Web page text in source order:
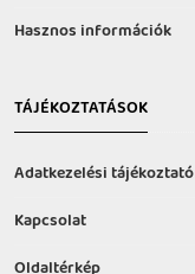
Hasznos információk
TÁJÉKOZTATÁSOK
Adatkezelési tájékoztató
Kapcsolat